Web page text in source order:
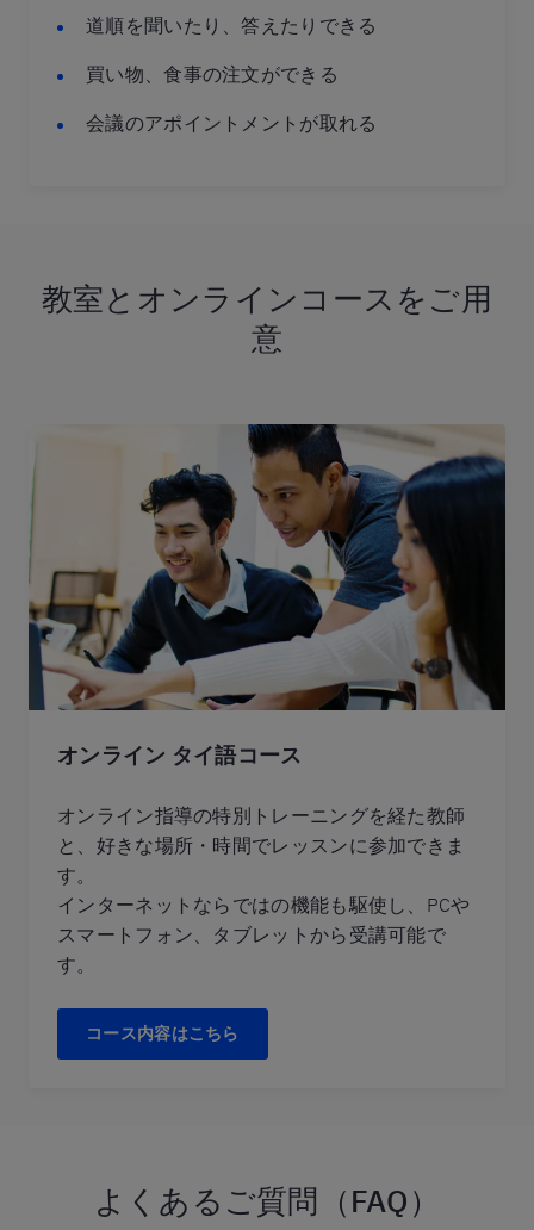
道順を聞いたり、答えたりできる
買い物、食事の注文ができる
会議のアポイントメントが取れる
教室とオンラインコースをご用
意
オンライン タイ語コース
オンライン指導の特別トレーニングを経た教師
と、好きな場所・時間でレッスンに参加できま
す。
インターネットならではの機能も駆使し、PCや
スマートフォン、タブレットから受講可能で
す。
コース内容はこちら
よくあるご質問（FAQ）